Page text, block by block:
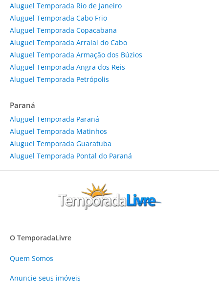
Aluguel Temporada Rio de Janeiro
Aluguel Temporada Cabo Frio
Aluguel Temporada Copacabana
Aluguel Temporada Arraial do Cabo
Aluguel Temporada Armação dos Búzios
Aluguel Temporada Angra dos Reis
Aluguel Temporada Petrópolis
Paraná
Aluguel Temporada Paraná
Aluguel Temporada Matinhos
Aluguel Temporada Guaratuba
Aluguel Temporada Pontal do Paraná
O TemporadaLivre
Quem Somos
Anuncie seus imóveis